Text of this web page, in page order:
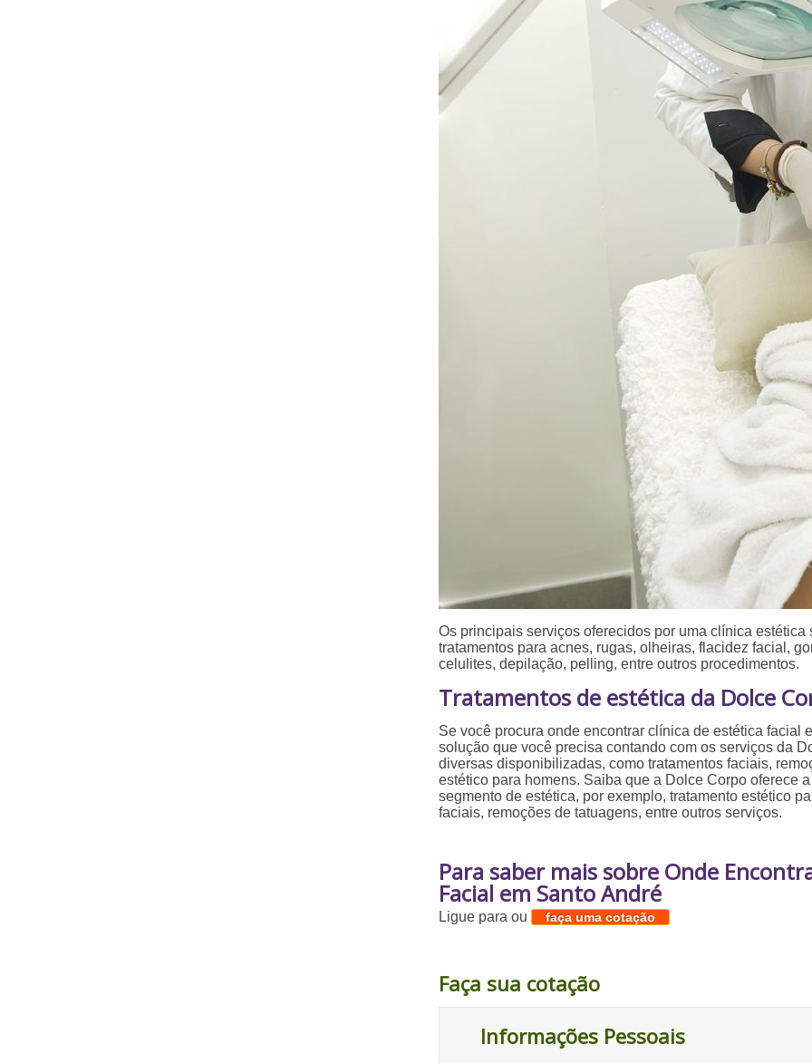
Os principais serviços oferecidos por uma clínica estética
tratamentos para acnes, rugas, olheiras, flacidez facial,
celulites, depilação, pelling, entre outros procedimentos.
Tratamentos de estética da Dolce
Se você procura onde encontrar clínica de estética facial
solução que você precisa contando com os serviços da
diversas disponibilizadas, como tratamentos faciais,
estético para homens. Saiba que a Dolce Corpo oferece
segmento de estética, por exemplo, tratamento estético
faciais, remoções de tatuagens, entre outros serviços.
Para saber mais sobre Onde
Facial em Santo André
Ligue paraou faça uma cotação
Faça sua cotação
Informações Pessoais